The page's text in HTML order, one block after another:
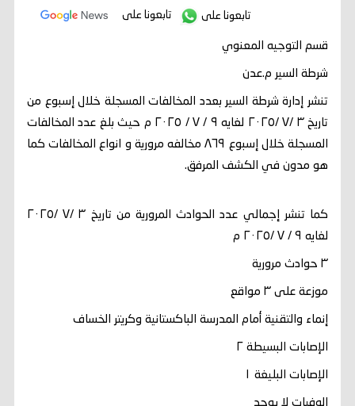
تابعونا على تابعونا على
قسم التوجيه المعنوي
شرطة السير م.عدن
تنشر إدارة شرطة السير بعدد المخالفات المسجلة خلال إسبوع من
تاريخ ٣ /٧ /٢٠٢٥ لغايه ٩ / ٧ / ٢٠٢٥ م حيث بلغ عدد المخالفات
المسجلة خلال إسبوع ٨٦٩ مخالفه مرورية و انواع المخالفات كما
هو مدون في الكشف المرفق.
كما تنشر إجمالي عدد الحوادث المرورية من تاريخ ٣ /٧ /٢٠٢٥
لغايه ٩ / ٧ /٢٠٢٥ م
٣ حوادث مرورية
موزعة على ٣ مواقع
إنماء والتقنية أمام المدرسة الباكستانية وكريتر الخساف
الإصابات البسيطة ٢
الإصابات البليغة ١
الوفيات لا يوجد